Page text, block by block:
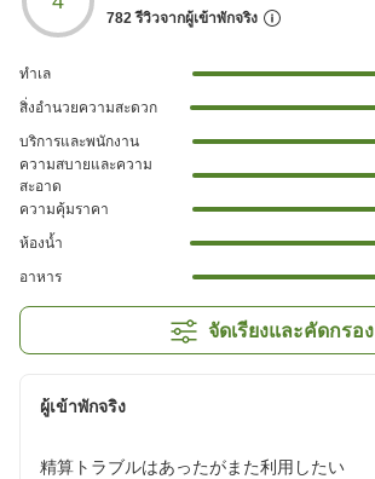
782รีวิวจากผู้เข้าพักจริง
ทำเล
สิ่งอำนวยความสะดวก
บริการและพนักงาน
ความสบายและความ
สะอาด
ความคุ้มราคา
ห้องน้ำ
อาหาร
จัดเรียงและคัดกรอง
ผู้เข้าพักจริง
精算トラブルはあったがまた利用したい